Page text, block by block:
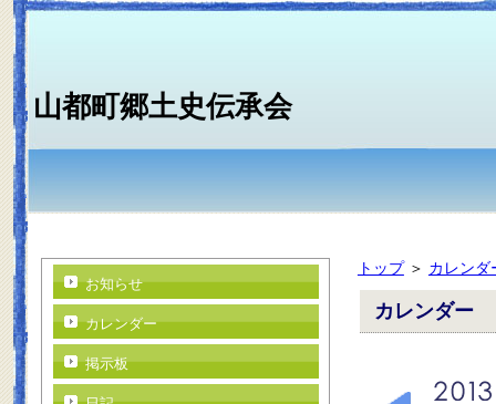
山都町郷土史伝承会
トップ＞ カレンダ
カレンダー
お知らせ
カレンダー
掲示板